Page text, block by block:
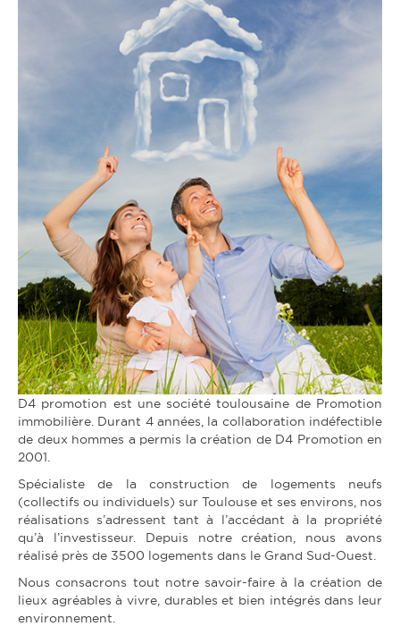
D4 promotion est une société toulousaine de Promotion
immobilière. Durant 4 années, la collaboration indéfectible
de deux hommes a permis la création de D4 Promotion en
2001.
Spécialiste de la construction de logements neufs
(collectifs ou individuels) sur Toulouse et ses environs, nos
réalisations s’adressent tant à l’accédant à la propriété
qu’à l’investisseur. Depuis notre création, nous avons
réalisé près de 3500 logements dans le Grand Sud-Ouest.
Nous consacrons tout notre savoir-faire à la création de
lieux agréables à vivre, durables et bien intégrés dans leur
environnement.